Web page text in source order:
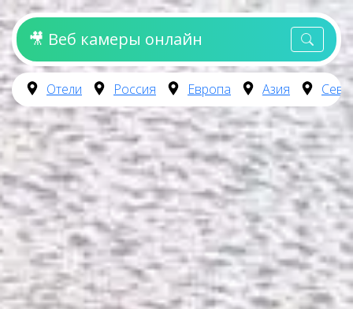
🎥 Веб камеры онлайн
Отели Россия Европа Азия